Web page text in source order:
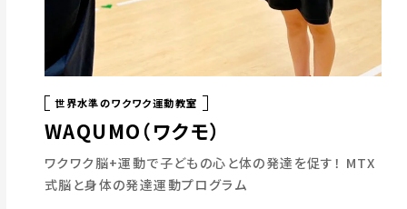
世界水準のワクワク運動教室
WAQUMO（ワクモ）
ワクワク脳+運動で子どもの心と体の発達を促す！ MTX
式脳と身体の発達運動プログラム